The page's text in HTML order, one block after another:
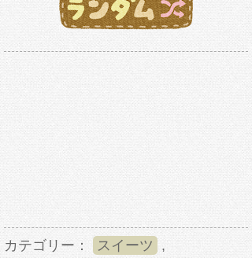
カテゴリー： スイーツ ,